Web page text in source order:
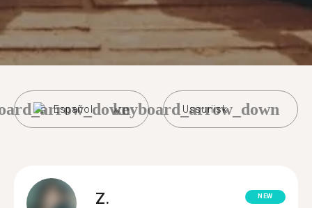
Español Ussuriisk
keyboard_arrow_down
Z. NEW